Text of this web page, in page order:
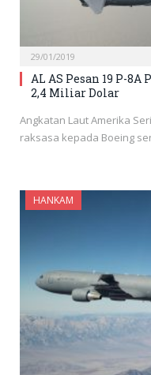
29/01/2019
AL AS Pesan 19 P-
2,4 Miliar Dolar
Angkatan Laut Amerika
raksasa kepada Boeing
HANKAM